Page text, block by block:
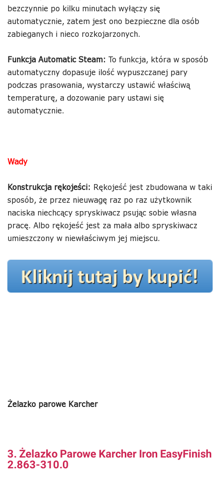
bezczynnie po kilku minutach wyłączy się
automatycznie, zatem jest ono bezpieczne dla osób
zabieganych i nieco rozkojarzonych.
Funkcja Automatic Steam: To funkcja, która w sposób
automatyczny dopasuje ilość wypuszczanej pary
podczas prasowania, wystarczy ustawić właściwą
temperaturę, a dozowanie pary ustawi się
automatycznie.
Wady
Konstrukcja rękojeści: Rękojeść jest zbudowana w taki
sposób, że przez nieuwagę raz po raz użytkownik
naciska niechcący spryskiwacz psując sobie własna
pracę. Albo rękojeść jest za mała albo spryskiwacz
umieszczony w niewłaściwym jej miejscu.
Żelazko parowe Karcher
3. Żelazko Parowe Karcher Iron EasyFinish
2.863-310.0